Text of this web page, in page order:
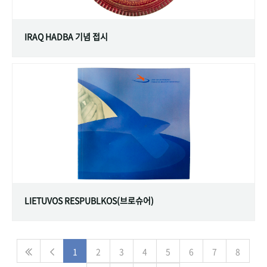
IRAQ HADBA 기념 접시
LIETUVOS RESPUBLKOS(브로슈어)
1 2 3 4 5 6 7 8